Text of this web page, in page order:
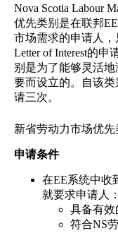
Nova Scotia Labour
优先类别是在联邦
市场需求的申请人
Letter of Interest的
别是为了能够灵活
要而设立的。自该
请三次。
新省劳动力市场优
申请条件
在EE系统中收
就要求申请人：
具备有效
符合NS